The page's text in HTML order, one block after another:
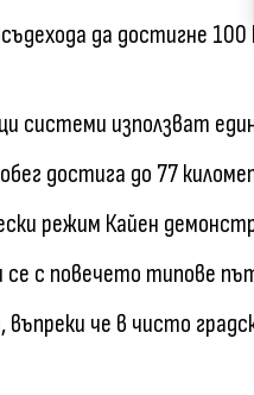
да достигне
системи използват
достига до 77
режим Кайен
се с повечето типове
въпреки че в чисто